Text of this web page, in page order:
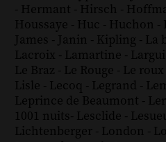
- Hermant - Hirsch -
Houssaye - Huc - Huchon -
James - Janin - Kipling - La
Lacroix - Lamartine -
Le Braz - Le Rouge - Le roux
Lisle - Lecoq - Legrand -
Leprince de Beaumont -
1001 nuits- Lesclide -
Lichtenberger - London -